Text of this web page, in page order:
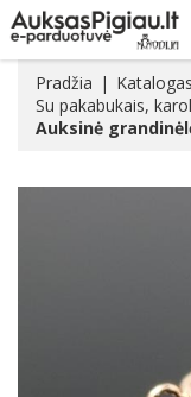
Pradžia Katalogas
Su pakabukais,
Auksinė